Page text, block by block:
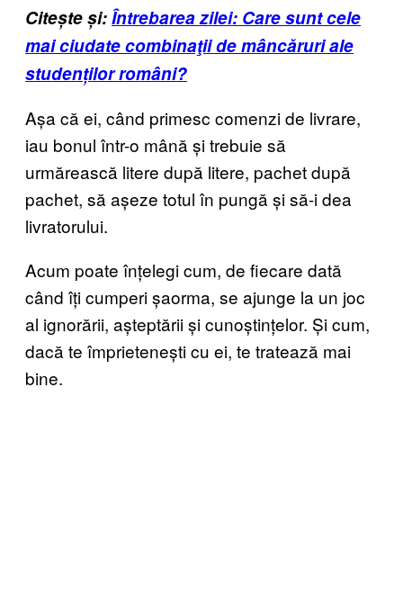
Citește și:Întrebarea zilei: Care sunt cele
mai ciudate combinaţii de mâncăruri ale
studenților români?
Așa că ei, când primesc comenzi de livrare,
iau bonul într-o mână și trebuie să
urmărească litere după litere, pachet după
pachet, să așeze totul în pungă și să-i dea
livratorului.
Acum poate înțelegi cum, de fiecare dată
când îți cumperi șaorma, se ajunge la un joc
al ignorării, așteptării și cunoștințelor. Și cum,
dacă te împrietenești cu ei, te tratează mai
bine.